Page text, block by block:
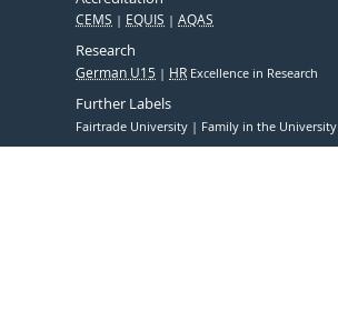
CEMS EQUIS AQAS
Research
German U15 HR Excellence in Research
Further Labels
Fairtrade University Family in the University